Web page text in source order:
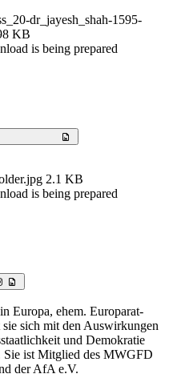
dr_jayesh_shah-1595-
KB
is being prepared
2.1 KB
is being prepared
Europa, ehem. Europarat-
sich mit den Auswirkungen
und Demokratie
ist Mitglied des MWGFD
der AfA e.V.